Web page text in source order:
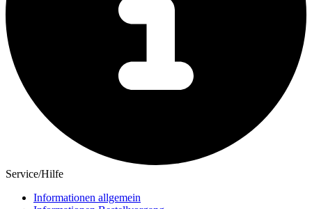
Service/Hilfe
Informationen allgemein